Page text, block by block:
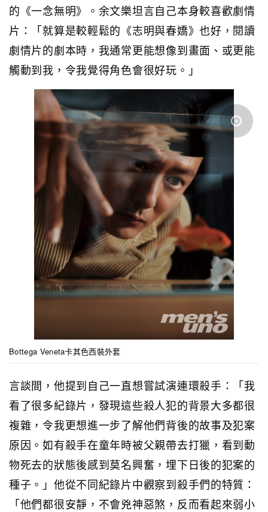
的《一念無明》。余文樂坦言自己本身較喜歡劇情
片：「就算是較輕鬆的《志明與春嬌》也好，閱讀
劇情片的劇本時，我通常更能想像到畫面、或更能
觸動到我，令我覺得角色會很好玩。」
Bottega Veneta卡其色西裝外套
言談間，他提到自己一直想嘗試演連環殺手：「我
看了很多紀錄片，發現這些殺人犯的背景大多都很
複雜，令我更想進一步了解他們背後的故事及犯案
原因。如有殺手在童年時被父親帶去打獵，看到動
物死去的狀態後感到莫名興奮，埋下日後的犯案的
種子。」他從不同紀錄片中觀察到殺手們的特質：
「他們都很安靜，不會兇神惡煞，反而看起來弱小